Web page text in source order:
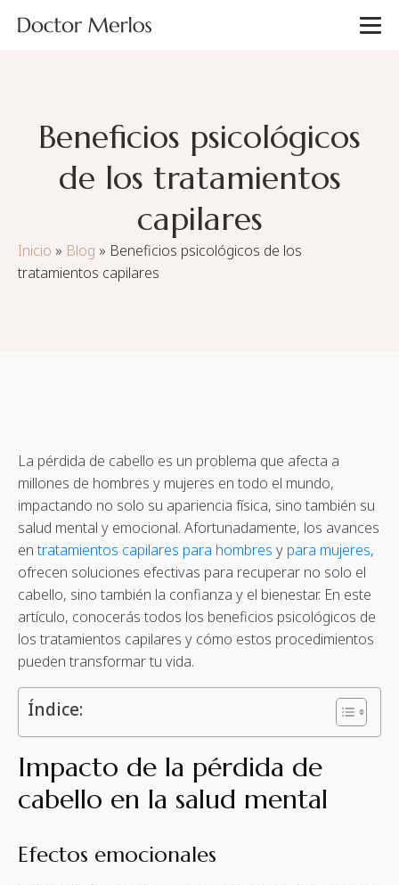
Beneficios psicológicos
de los tratamientos
capilares
Inicio » Blog » Beneficios psicológicos de los
tratamientos capilares
La pérdida de cabello es un problema que afecta a
millones de hombres y mujeres en todo el mundo,
impactando no solo su apariencia física, sino también su
salud mental y emocional. Afortunadamente, los avances
entratamientos capilares para hombres y para mujeres,
ofrecen soluciones efectivas para recuperar no solo el
cabello, sino también la confianza y el bienestar. En este
artículo, conocerás todos los beneficios psicológicos de
los tratamientos capilares y cómo estos procedimientos
pueden transformar tu vida.
Índice:
Impacto de la pérdida de
cabello en la salud mental
Efectos emocionales